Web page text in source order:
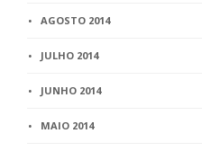
AGOSTO 2014
JULHO 2014
JUNHO 2014
MAIO 2014